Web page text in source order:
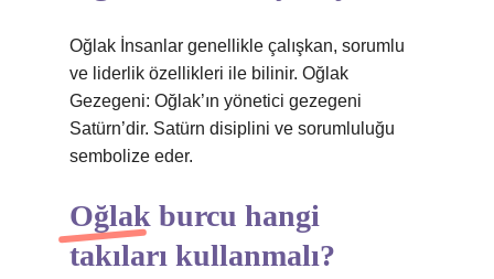
Oğlak İnsanlar genellikle çalışkan, sorumlu
ve liderlik özellikleri ile bilinir. Oğlak
Gezegeni: Oğlak’ın yönetici gezegeni
Satürn’dir. Satürn disiplini ve sorumluluğu
sembolize eder.
Oğlak burcu hangi
takıları kullanmalı?